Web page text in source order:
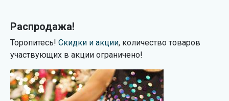
Распродажа!
Торопитесь! Скидки и акции, количество товаров
участвующих в акции ограничено!